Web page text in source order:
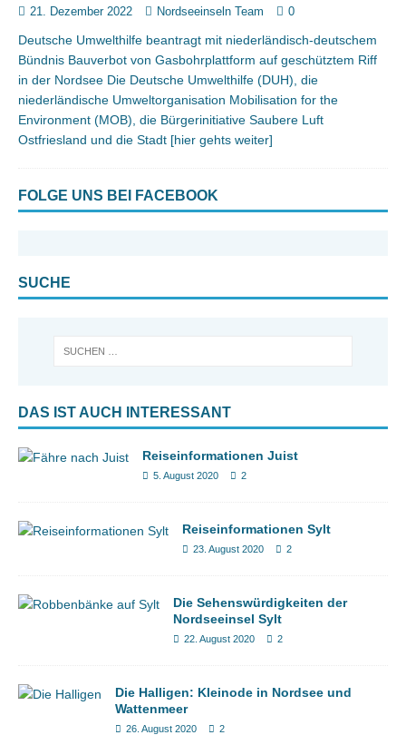
21. Dezember 2022 Nordseeinseln Team 0
Deutsche Umwelthilfe beantragt mit niederländisch-deutschem
Bündnis Bauverbot von Gasbohrplattform auf geschütztem Riff
in der Nordsee Die Deutsche Umwelthilfe (DUH), die
niederländische Umweltorganisation Mobilisation for the
Environment (MOB), die Bürgerinitiative Saubere Luft
Ostfriesland und die Stadt [hier gehts weiter]
FOLGE UNS BEI FACEBOOK
SUCHE
DAS IST AUCH INTERESSANT
Reiseinformationen Juist
5. August 2020 2
Reiseinformationen Sylt
23. August 2020 2
Die Sehenswürdigkeiten der
Nordseeinsel Sylt
22. August 2020 2
Die Halligen: Kleinode in Nordsee und
Wattenmeer
26. August 2020 2